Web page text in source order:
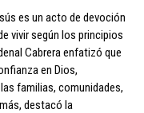
es un acto de devoción
vivir según los principios
Cabrera enfatizó que
en Dios,
familias, comunidades,
destacó la